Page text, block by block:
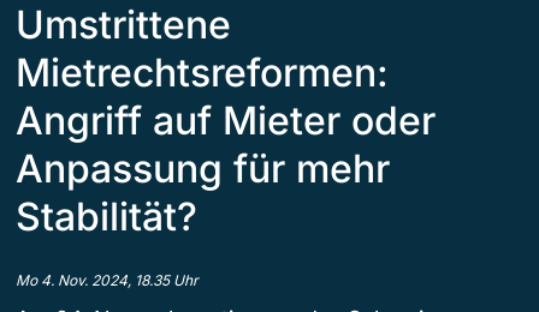
Umstrittene
Mietrechtsreformen:
Angriff auf Mieter oder
Anpassung für mehr
Stabilität?
Mo 4. Nov. 2024, 18.35 Uhr